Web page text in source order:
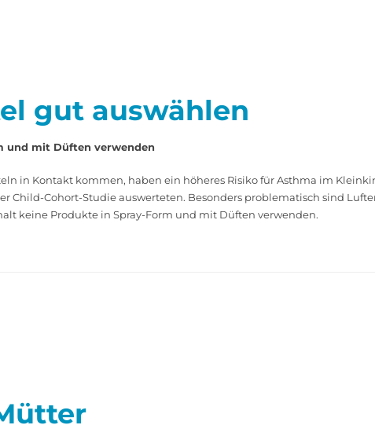
gut auswählen
und mit Düften verwenden
in Kontakt kommen, haben ein höheres Risiko für Asthma im
Child-Cohort-Studie auswerteten. Besonders problematisch sind
keine Produkte in Spray-Form und mit Düften verwenden.